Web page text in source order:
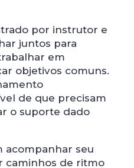
por instrutor e
juntos para
em
objetivos comuns.
de que precisam
o suporte dado
acompanhar seu
caminhos de ritmo